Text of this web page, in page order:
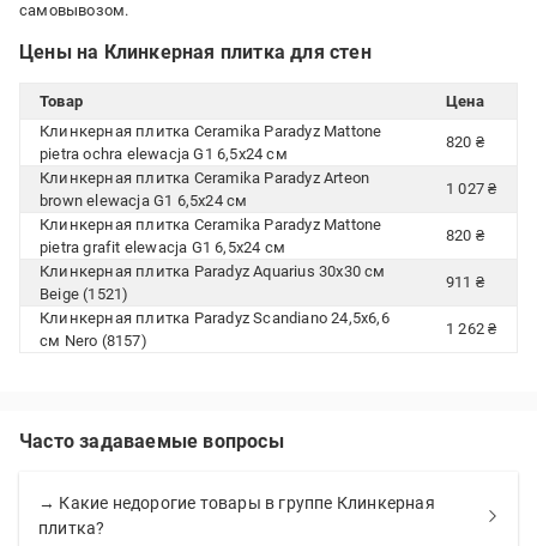
самовывозом.
Цены на Клинкерная плитка для стен
Товар
Цена
Клинкерная плитка Ceramika Paradyz Mattone
pietra ochra elewacja G1 6,5x24 см
820 ₴
Клинкерная плитка Ceramika Paradyz Arteon
brown elewacja G1 6,5x24 см
1 027 ₴
Клинкерная плитка Ceramika Paradyz Mattone
pietra grafit elewacja G1 6,5x24 см
820 ₴
Клинкерная плитка Paradyz Aquarius 30x30 см
Beige (1521)
911 ₴
Клинкерная плитка Paradyz Scandiano 24,5x6,6
см Nero (8157)
1 262 ₴
Часто задаваемые вопросы
→ Какие недорогие товары в группе Клинкерная
плитка?